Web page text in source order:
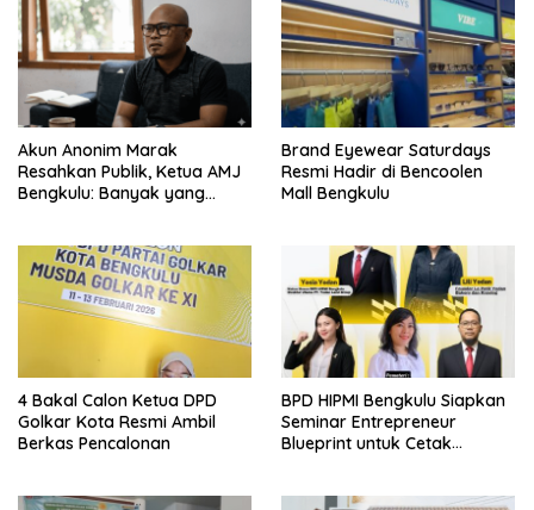
Akun Anonim Marak
Resahkan Publik, Ketua AMJ
Bengkulu: Banyak yang
Kebencian
Brand Eyewear Saturdays
Resmi Hadir di Bencoolen
Mall Bengkulu
4 Bakal Calon Ketua DPD
Golkar Kota Resmi Ambil
Berkas Pencalonan
BPD HIPMI Bengkulu Siapkan
Seminar Entrepreneur
Blueprint untuk Cetak